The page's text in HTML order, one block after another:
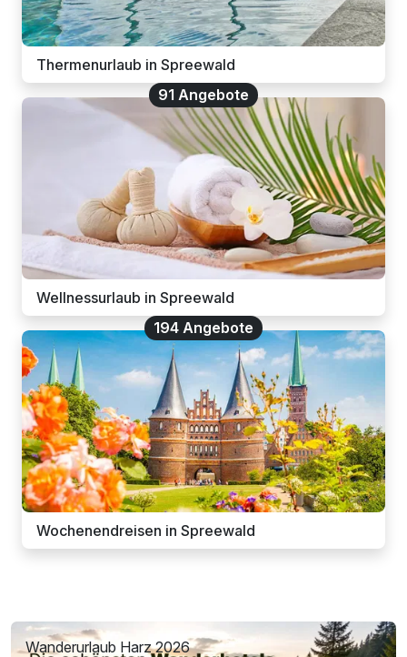
Thermenurlaub in Spreewald
91 Angebote
Wellnessurlaub in Spreewald
194 Angebote
Wochenendreisen in Spreewald
Wanderurlaub Harz 2026